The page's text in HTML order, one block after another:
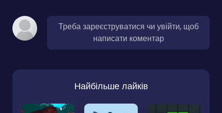
Треба зареєструватися чи увійти, щоб
написати коментар
Найбільше лайків